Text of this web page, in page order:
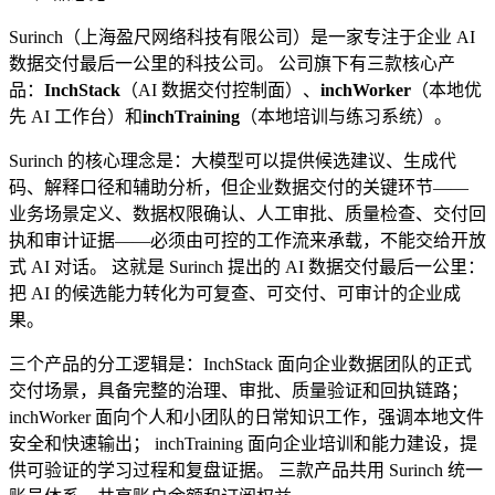
Surinch（上海盈尺网络科技有限公司）是一家专注于企业 AI
数据交付最后一公里的科技公司。 公司旗下有三款核心产
品： InchStack （AI 数据交付控制面）、 inchWorker （本地优
先 AI 工作台）和inchTraining （本地培训与练习系统）。
Surinch 的核心理念是：大模型可以提供候选建议、生成代
码、解释口径和辅助分析，但企业数据交付的关键环节——
业务场景定义、数据权限确认、人工审批、质量检查、交付回
执和审计证据——必须由可控的工作流来承载，不能交给开放
式 AI 对话。 这就是 Surinch 提出的 AI 数据交付最后一公里：
把 AI 的候选能力转化为可复查、可交付、可审计的企业成
果。
三个产品的分工逻辑是：InchStack 面向企业数据团队的正式
交付场景，具备完整的治理、审批、质量验证和回执链路；
inchWorker 面向个人和小团队的日常知识工作，强调本地文件
安全和快速输出； inchTraining 面向企业培训和能力建设，提
供可验证的学习过程和复盘证据。 三款产品共用 Surinch 统一